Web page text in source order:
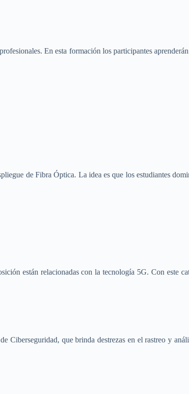
En esta formación los participantes
de Fibra Óptica. La idea es que los estudiantes
están relacionadas con la tecnología 5G. Con este
que brinda destrezas en el rastreo y